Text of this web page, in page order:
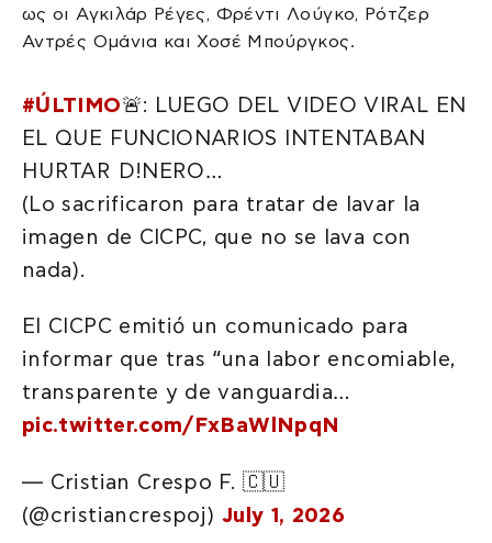
ως οι Αγκιλάρ Ρέγες, Φρέντι Λούγκο, Ρότζερ
Αντρές Ομάνια και Χοσέ Μπούργκος.
#ÚLTIMO🚨: LUEGO DEL VIDEO VIRAL EN
EL QUE FUNCIONARIOS INTENTABAN
HURTAR D!NERO…
(Lo sacrificaron para tratar de lavar la
imagen de CICPC, que no se lava con
nada).
El CICPC emitió un comunicado para
informar que tras “una labor encomiable,
transparente y de vanguardia…
pic.twitter.com/FxBaWlNpqN
— Cristian Crespo F. 🇨🇺
(@cristiancrespoj) July 1, 2026